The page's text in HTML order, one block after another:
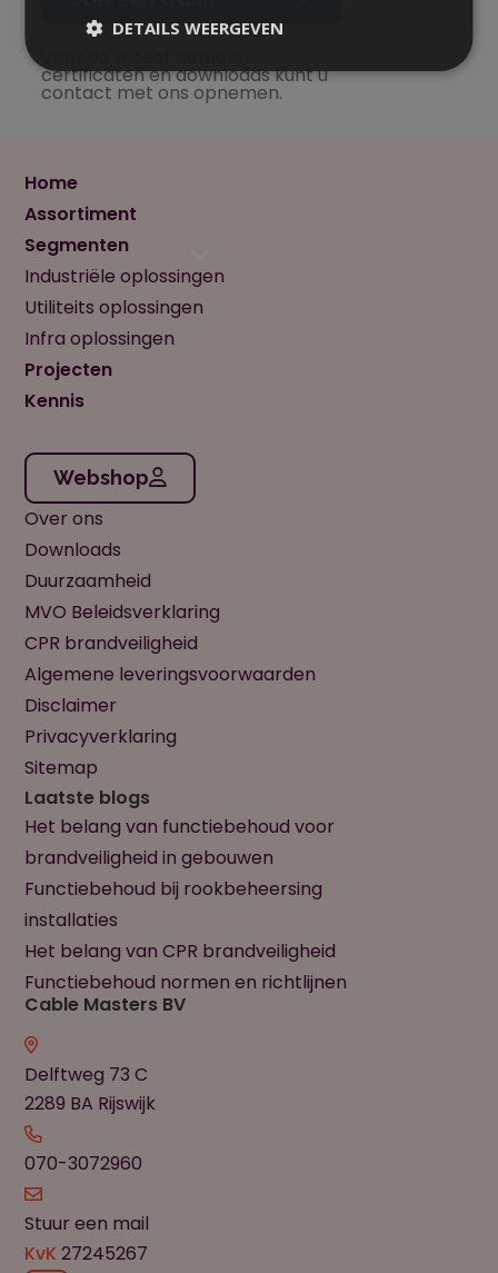
certificaten en downloads kunt u
contact met ons opnemen.
Home
Assortiment
Segmenten
Industriële oplossingen
Utiliteits oplossingen
Infra oplossingen
Projecten
Kennis
Webshop
Over ons
Downloads
Duurzaamheid
MVO Beleidsverklaring
CPR brandveiligheid
Algemene leveringsvoorwaarden
Disclaimer
Privacyverklaring
Sitemap
Laatste blogs
Het belang van functiebehoud voor
brandveiligheid in gebouwen
Functiebehoud bij rookbeheersing
installaties
Het belang van CPR brandveiligheid
Functiebehoud normen en richtlijnen
Cable Masters BV
Delftweg 73 C
2289 BA Rijswijk
070-3072960
Stuur een mail
KvK 27245267
DETAILS WEERGEVEN